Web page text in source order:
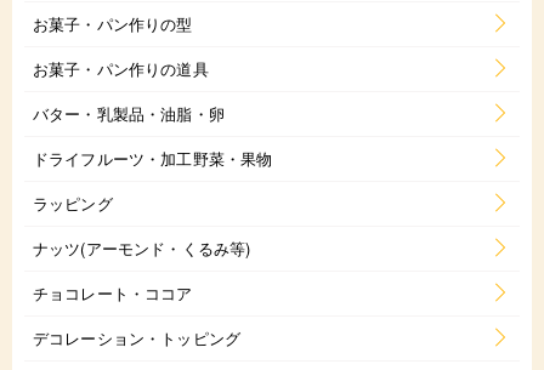
お菓子・パン作りの型
お菓子・パン作りの道具
バター・乳製品・油脂・卵
ドライフルーツ・加工野菜・果物
ラッピング
ナッツ(アーモンド・くるみ等)
チョコレート・ココア
デコレーション・トッピング